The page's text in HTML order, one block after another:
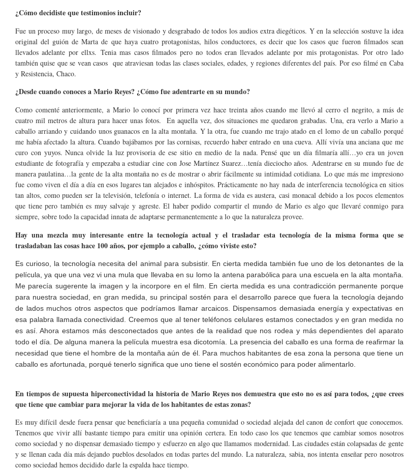
¿Cómo decidiste que testimonios incluir?
Fue un proceso muy largo, de meses de visionado y desgrabado de todos los audios extra diegéticos. Y en la selección sostuve la idea
original del guión de Marta de que haya cuatro protagonistas, hilos conductores, es decir que los casos que fueron filmados sean
llevados adelante por ellxs. Tenia mas casos filmados pero no todos eran llevados adelante por mis protagonistas. Por otro lado
también quise que se vean casos que atraviesan todas las clases sociales, edades, y regiones diferentes del país. Por eso filmé en Caba
y Resistencia, Chaco.
¿Desde cuando conoces a Mario Reyes? ¿Cómo fue adentrarte en su mundo?
Como comenté anteriormente, a Mario lo conocí por primera vez hace treinta años cuando me llevó al cerro el negrito, a más de
cuatro mil metros de altura para hacer unas fotos. En aquella vez, dos situaciones me quedaron grabadas. Una, era verlo a Mario a
caballo arriando y cuidando unos guanacos en la alta montaña. Y la otra, fue cuando me trajo atado en el lomo de un caballo porqué
me había afectado la altura. Cuando bajábamos por las cornisas, recuerdo haber entrado en una cueva. Allí vivía una anciana que me
curo con yuyos. Nunca olvide la luz provisoria de ese sitio en medio de la nada. Pensé que un día filmaría allí…yo era un joven
estudiante de fotografía y empezaba a estudiar cine con Jose Martínez Suarez…tenía dieciocho años. Adentrarse en su mundo fue de
manera paulatina…la gente de la alta montaña no es de mostrar o abrir fácilmente su intimidad cotidiana. Lo que más me impresiono
fue como viven el día a día en esos lugares tan alejados e inhóspitos. Prácticamente no hay nada de interferencia tecnológica en sitios
tan altos, como pueden ser la televisión, telefonía o internet. La forma de vida es austera, casi monacal debido a los pocos elementos
que tiene pero también es muy salvaje y agreste. El haber podido compartir el mundo de Mario es algo que llevaré conmigo para
siempre, sobre todo la capacidad innata de adaptarse permanentemente a lo que la naturaleza provee.
Hay una mezcla muy interesante entre la tecnología actual y el trasladar esta tecnología de la misma forma que se
trasladaban las cosas hace 100 años, por ejemplo a caballo, ¿cómo viviste esto?
Es curioso, la tecnología necesita del animal para subsistir. En cierta medida también fue uno de los detonantes de la
película, ya que una vez vi una mula que llevaba en su lomo la antena parabólica para una escuela en la alta montaña.
Me parecía sugerente la imagen y la incorpore en el film. En cierta medida es una contradicción permanente porque
para nuestra sociedad, en gran medida, su principal sostén para el desarrollo parece que fuera la tecnología dejando
de lados muchos otros aspectos que podríamos llamar arcaicos. Dispensamos demasiada energía y expectativas en
esa palabra llamada conectividad. Creemos que al tener teléfonos celulares estamos conectados y en gran medida no
es así. Ahora estamos más desconectados que antes de la realidad que nos rodea y más dependientes del aparato
todo el día. De alguna manera la película muestra esa dicotomía. La presencia del caballo es una forma de reafirmar la
necesidad que tiene el hombre de la montaña aún de él. Para muchos habitantes de esa zona la persona que tiene un
caballo es afortunada, porqué tenerlo significa que uno tiene el sostén económico para poder alimentarlo.
En tiempos de supuesta hiperconectividad la historia de Mario Reyes nos demuestra que esto no es así para todos, ¿que crees
que tiene que cambiar para mejorar la vida de los habitantes de estas zonas?
Es muy difícil desde fuera pensar que beneficiaría a una pequeña comunidad o sociedad alejada del canon de confort que conocemos.
Tenemos que vivir allí bastante tiempo para emitir una opinión certera. En todo caso los que tenemos que cambiar somos nosotros
como sociedad y no dispensar demasiado tiempo y esfuerzo en algo que llamamos modernidad. Las ciudades están colapsadas de gente
y se llenan cada día más dejando pueblos desolados en todas partes del mundo. La naturaleza, sabia, nos intenta enseñar pero nosotros
como sociedad hemos decidido darle la espalda hace tiempo.